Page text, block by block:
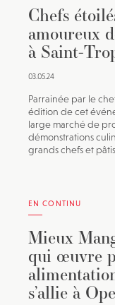
Chefs
amoureux
à Saint-
03.05.24
Parrainée par le
édition de cet
large marché de
démonstrations
grands chefs et
EN CONTINU
Mieux
qui œuvre
s’allie à